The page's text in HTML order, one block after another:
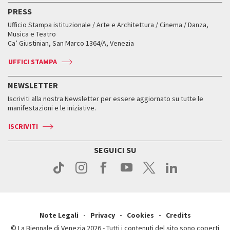
FAQ
Servizi al pubblico
Come raggiungerci
Press
Edizioni passate
Orari e sedi
Accrediti
Come raggiungerci
Orari e sedi
Biglietti
Accrediti
Come raggiungerci
Contatti
Press
Accrediti
Servizi al pubblico
Come raggiungerci
Press
Workshop di critica teatrale
Leone d’oro alla carriera
Leone d’argento
Edizioni passate
Orari e sedi
Biglietti
Servizi al pubblico
Come raggiungerci
Contatti
Mostre Virtuali
Fondi e Collezioni
Biennale College ASAC
ASAC DATI
Storia
Orari e sedi
PRESS
Ufficio Stampa istituzionale / Arte e Architettura / Cinema / Danza,
Musica e Teatro
Ca’ Giustinian, San Marco 1364/A, Venezia
UFFICI STAMPA
NEWSLETTER
Iscriviti alla nostra Newsletter per essere aggiornato su tutte le
manifestazioni e le iniziative.
ISCRIVITI
SEGUICI SU
Note Legali Privacy Cookies
Credits
© La Biennale di Venezia 2026 - Tutti i contenuti del sito sono coperti